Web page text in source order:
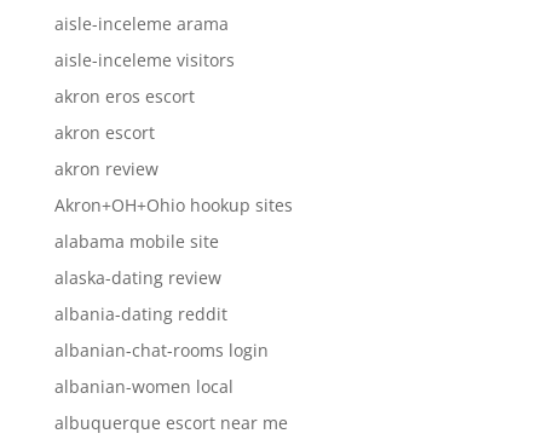
aisle-inceleme arama
aisle-inceleme visitors
akron eros escort
akron escort
akron review
Akron+OH+Ohio hookup sites
alabama mobile site
alaska-dating review
albania-dating reddit
albanian-chat-rooms login
albanian-women local
albuquerque escort near me